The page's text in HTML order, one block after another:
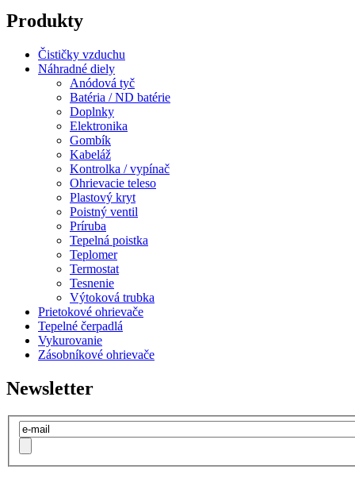
Produkty
Čističky vzduchu
Náhradné diely
Anódová tyč
Batéria / ND batérie
Doplnky
Elektronika
Gombík
Kabeláž
Kontrolka / vypínač
Ohrievacie teleso
Plastový kryt
Poistný ventil
Príruba
Tepelná poistka
Teplomer
Termostat
Tesnenie
Výtoková trubka
Prietokové ohrievače
Tepelné čerpadlá
Vykurovanie
Zásobníkové ohrievače
Newsletter